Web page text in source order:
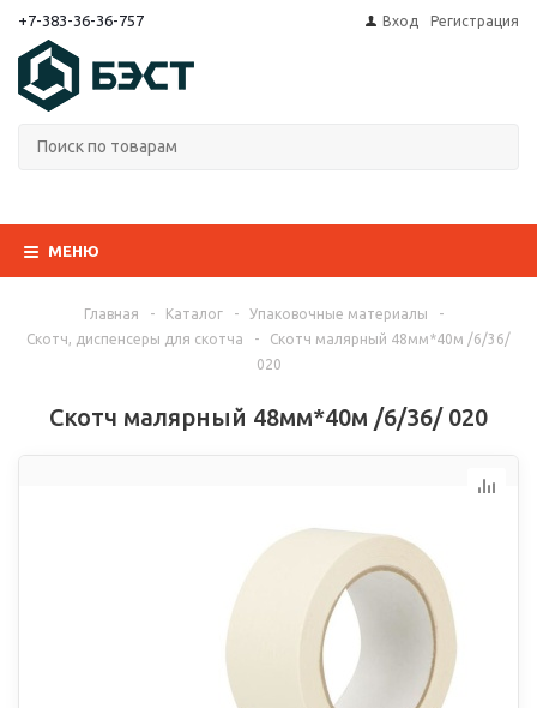
+7-383-36-36-757 Вход Регистрация
МЕНЮ
Главная - Каталог - Упаковочные материалы
-
Скотч, диспенсеры для скотча
-
Скотч малярный 48мм*40м /6/36/
020
Скотч малярный 48мм*40м /6/36/ 020